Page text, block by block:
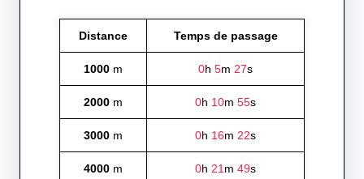
Distance Temps de passage
1000 m 0h 5m 27s
2000 m 0h 10m 55s
3000 m 0h 16m 22s
4000 m 0h 21m 49s